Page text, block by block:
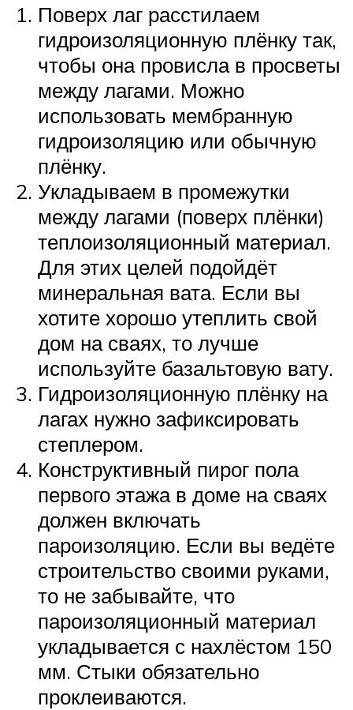
Поверх лаг расстилаем
гидроизоляционную плёнку так,
чтобы она провисла в просветы
между лагами. Можно
использовать мембранную
гидроизоляцию или обычную
плёнку.
Укладываем в промежутки
между лагами (поверх плёнки)
теплоизоляционный материал.
Для этих целей подойдёт
минеральная вата. Если вы
хотите хорошо утеплить свой
дом на сваях, то лучше
используйте базальтовую вату.
Гидроизоляционную плёнку на
лагах нужно зафиксировать
степлером.
Конструктивный пирог пола
первого этажа в доме на сваях
должен включать
пароизоляцию. Если вы ведёте
строительство своими руками,
то не забывайте, что
пароизоляционный материал
укладывается с нахлёстом 150
мм. Стыки обязательно
проклеиваются.